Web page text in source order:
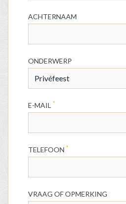
ACHTERNAAM
ONDERWERP
E-MAIL *
TELEFOON *
VRAAG OF OPMERKING